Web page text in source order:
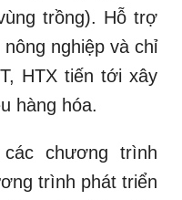
trồng). Hỗ trợ
nghiệp và chỉ
HTX tiến tới xây
hàng hóa.
chương trình
trình phát triển